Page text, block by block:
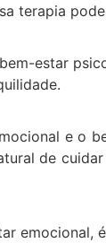
terapia
estar
e o
de
emocional,